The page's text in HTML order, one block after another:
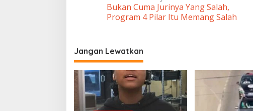
pos
Bukan Cuma Jurinya Yang Salah,
Program 4 Pilar Itu Memang Salah
Jangan Lewatkan